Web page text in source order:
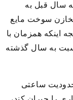
سال قبل به
سوخت مایع
اینکه همزمان با
به سال گذشته
ساعتی